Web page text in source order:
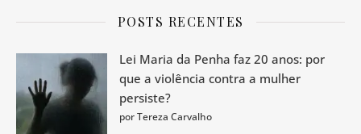
POSTS RECENTES
Lei Maria da Penha faz 20 anos: por
que a violência contra a mulher
persiste?
por Tereza Carvalho